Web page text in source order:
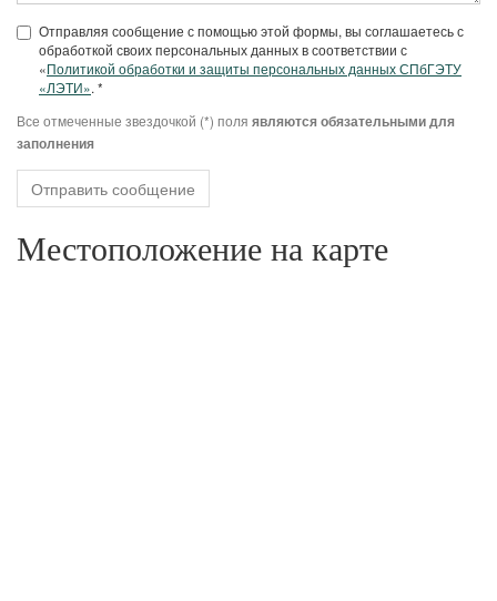
Отправляя сообщение с помощью этой формы, вы соглашаетесь с
обработкой своих персональных данных в соответствии с
«Политикой обработки и защиты персональных данных СПбГЭТУ
«ЛЭТИ». *
Все отмеченные звездочкой (*) поля являются обязательными для
заполнения
Отправить сообщение
Местоположение на карте